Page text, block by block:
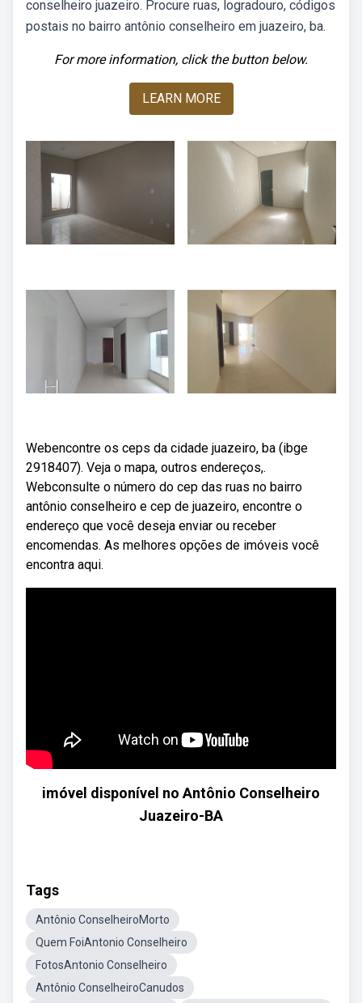
conselheiro juazeiro. Procure ruas, logradouro, códigos
postais no bairro antônio conselheiro em juazeiro, ba.
For more information, click the button below.
LEARN MORE
Webencontre os ceps da cidade juazeiro, ba (ibge
2918407). Veja o mapa, outros endereços,.
Webconsulte o número do cep das ruas no bairro
antônio conselheiro e cep de juazeiro, encontre o
endereço que você deseja enviar ou receber
encomendas. As melhores opções de imóveis você
encontra aqui.
imóvel disponível no Antônio Conselheiro
Juazeiro-BA
Tags
Antônio ConselheiroMorto
Quem FoiAntonio Conselheiro
FotosAntonio Conselheiro
Antônio ConselheiroCanudos